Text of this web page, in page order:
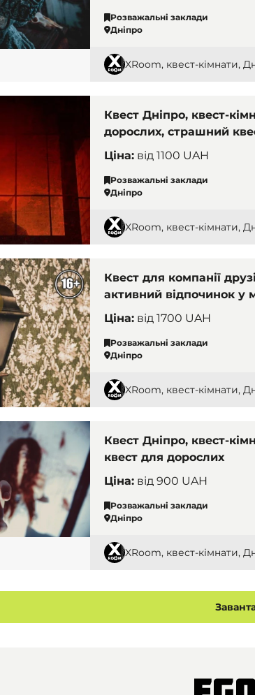
Розважальні заклади
Дніпро
XRoom, квест-кімнати,
Квест Дніпро, квест-
дорослих, страшний
Ціна: від 1100 UAH
Розважальні заклади
Дніпро
XRoom, квест-кімнати,
Квест для компанії
активний відпочинок у
Ціна: від 1700 UAH
Розважальні заклади
Дніпро
XRoom, квест-кімнати,
Квест Дніпро, квест-
квест для дорослих
Ціна: від 900 UAH
Розважальні заклади
Дніпро
XRoom, квест-кімнати,